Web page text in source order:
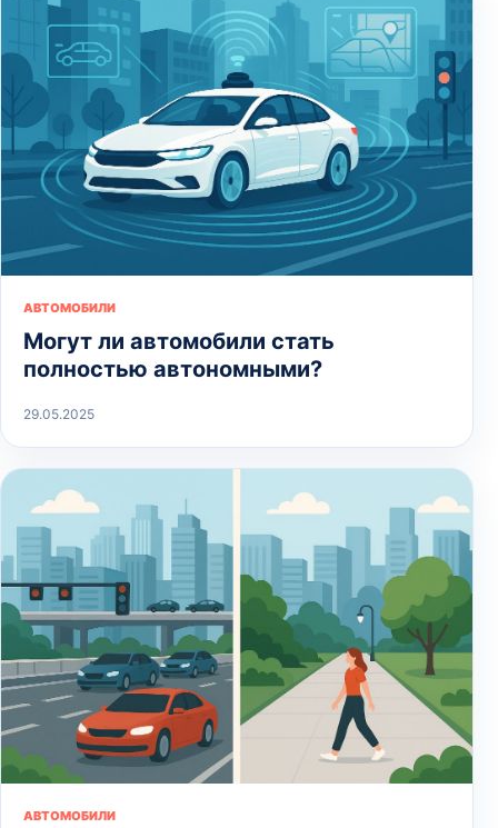
АВТОМОБИЛИ
Могут ли автомобили стать
полностью автономными?
29.05.2025
АВТОМОБИЛИ